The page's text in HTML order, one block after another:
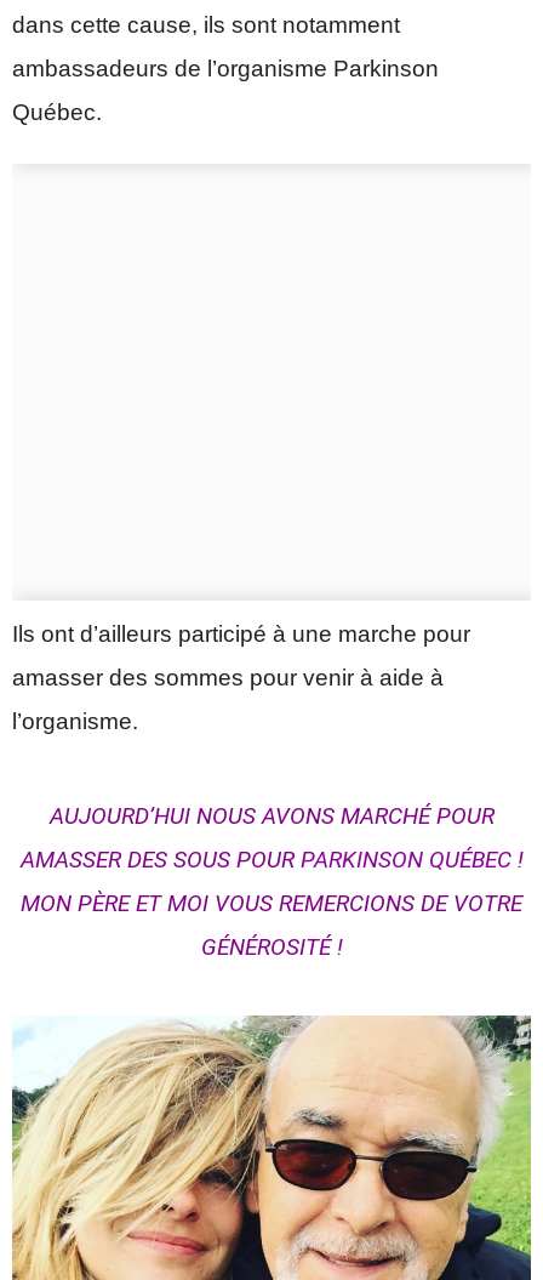
dans cette cause, ils sont notamment
ambassadeurs de l’organisme Parkinson
Québec.
Ils ont d’ailleurs participé à une marche pour
amasser des sommes pour venir à aide à
l’organisme.
AUJOURD’HUI NOUS AVONS MARCHÉ POUR
AMASSER DES SOUS POURPARKINSON QUÉBEC!
MON PÈRE ET MOI VOUS REMERCIONS DE VOTRE
GÉNÉROSITÉ !